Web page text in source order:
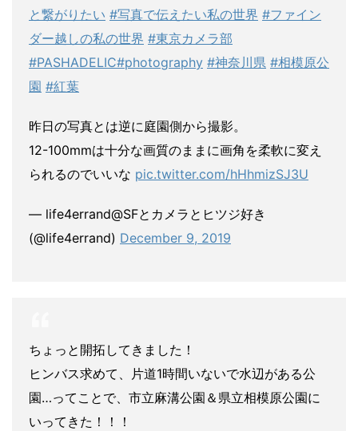
と繋がりたい #写真で伝えたい私の世界 #ファイン
ダー越しの私の世界 #東京カメラ部
#PASHADELIC#photography #神奈川県 #相模原公
園 #紅葉
昨日の写真とは逆に庭園側から撮影。
12-100mmは十分な画質のままに画角を柔軟に変え
られるのでいいな pic.twitter.com/hHhmizSJ3U
— life4errand@SFとカメラとヒツジ好き
(@life4errand) December 9, 2019
ちょっと開拓してきました！
ヒンバス求めて、片道1時間いないで水辺がある公
園…ってことで、市立麻溝公園＆県立相模原公園に
いってきた！！！